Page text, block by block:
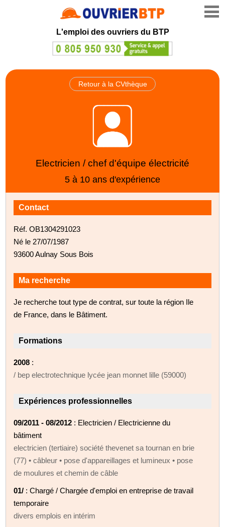
L'emploi des ouvriers du BTP
Retour à la CVthèque
Electricien / chef d'équipe électricité
5 à 10 ans d'expérience
Contact
Réf. OB1304291023
Né le 27/07/1987
93600 Aulnay Sous Bois
Ma recherche
Je recherche tout type de contrat, sur toute la région Ile
de France, dans le Bâtiment.
Formations
2008 :
/ bep electrotechnique lycée jean monnet lille (59000)
Expériences professionnelles
09/2011 - 08/2012 : Electricien / Electricienne du
bâtiment
electricien (tertiaire) société thevenet sa tournan en brie
(77) • câbleur • pose d'appareillages et lumineux • pose
de moulures et chemin de câble
01/ : Chargé / Chargée d'emploi en entreprise de travail
temporaire
divers emplois en intérim